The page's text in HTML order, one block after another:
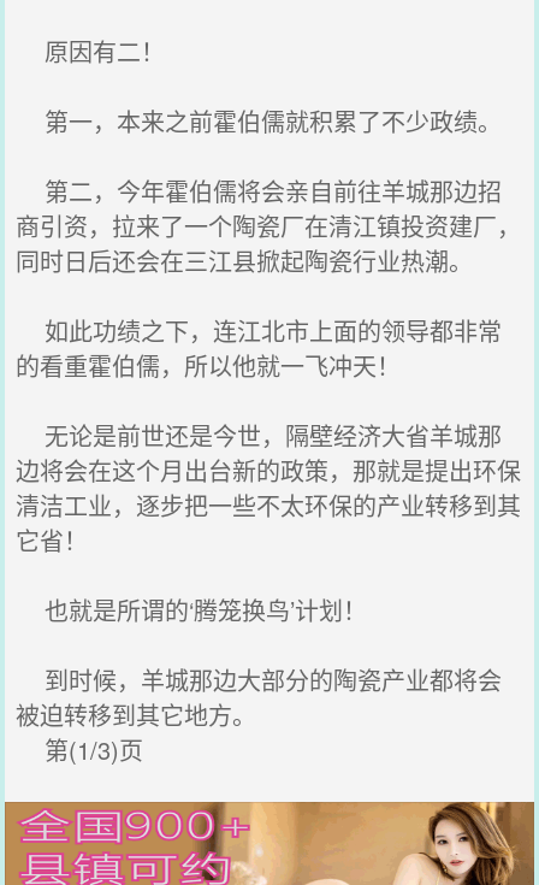
原因有二！
第一，本来之前霍伯儒就积累了不少政绩。
第二，今年霍伯儒将会亲自前往羊城那边招
商引资，拉来了一个陶瓷厂在清江镇投资建厂，
同时日后还会在三江县掀起陶瓷行业热潮。
如此功绩之下，连江北市上面的领导都非常
的看重霍伯儒，所以他就一飞冲天！
无论是前世还是今世，隔壁经济大省羊城那
边将会在这个月出台新的政策，那就是提出环保
清洁工业，逐步把一些不太环保的产业转移到其
它省！
也就是所谓的‘腾笼换鸟’计划！
到时候，羊城那边大部分的陶瓷产业都将会
被迫转移到其它地方。
第(1/3)页